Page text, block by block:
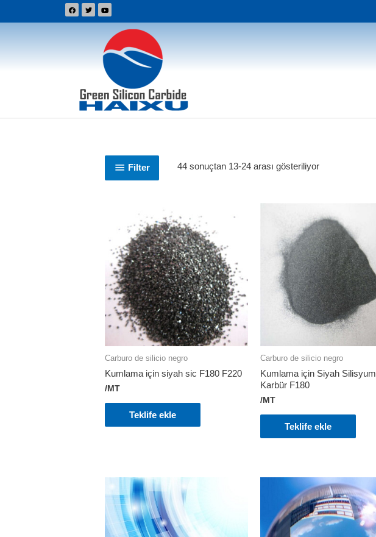
Filter 44 sonuçtan 13-24 arası gösteriliyor
Carburo de silicio negro
Kumlama için siyah sic F180 F220
/MT
Teklife ekle
Carburo de silicio negro
Kumlama için Siyah Silisyum
Karbür F180
/MT
Teklife ekle